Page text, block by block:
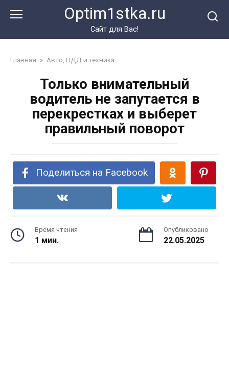
Optim1stka.ru
Сайт для Вас!
Главная » Авто, ПДД и техника
Только внимательный
водитель не запутается в
перекрестках и выберет
правильный поворот
Поделиться на Facebook
Время чтения
1 мин.
Опубликовано
22.05.2025